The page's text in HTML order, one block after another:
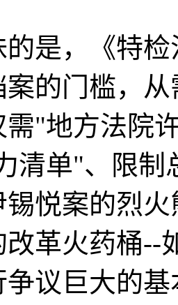
的是，《特
案的门槛，
需"地方法院
清单"、限制
锡悦案的烈
改革火药桶--
议巨大的